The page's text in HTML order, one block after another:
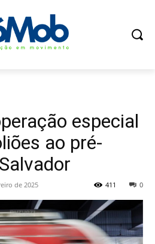
especial
ao pré-
de 2025 0
411